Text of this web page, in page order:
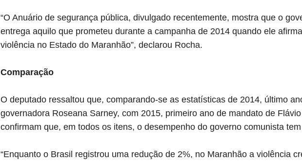
“O Anuário de segurança pública, divulgado recentemente, mostra que o
entrega aquilo que prometeu durante a campanha de 2014 quando ele
violência no Estado do Maranhão”, declarou Rocha.
Comparação
O deputado ressaltou que, comparando-se as estatísticas de 2014, último
governadora Roseana Sarney, com 2015, primeiro ano de mandato de
confirmam que, em todos os itens, o desempenho do governo comunista
“Enquanto o Brasil registrou uma redução de 2%, no Maranhão a violência